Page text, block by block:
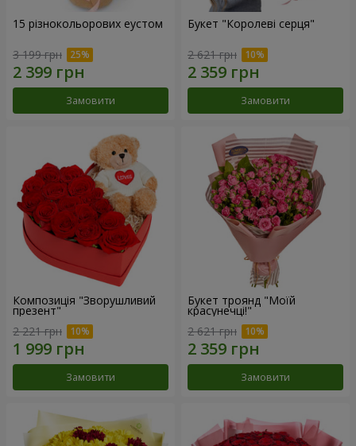
15 різнокольорових еустом
3 199 грн
Замовити
Букет "Королеві серця"
2 621 грн
Замовити
Композиція "Зворушливий
презент"
2 221 грн
Замовити
Букет троянд "Моїй
красунечці!"
2 621 грн
Замовити